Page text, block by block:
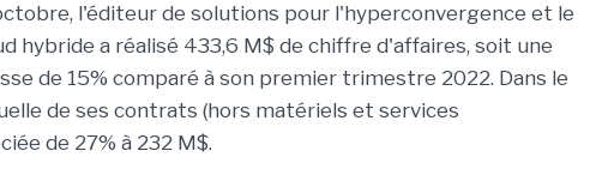
l'éditeur de solutions pour l'hyperconvergence et le
hybride a réalisé 433,6 M$ de chiffre d'affaires, soit une
de 15% comparé à son premier trimestre 2022. Dans le
de ses contrats (hors matériels et services
de 27% à 232 M$.